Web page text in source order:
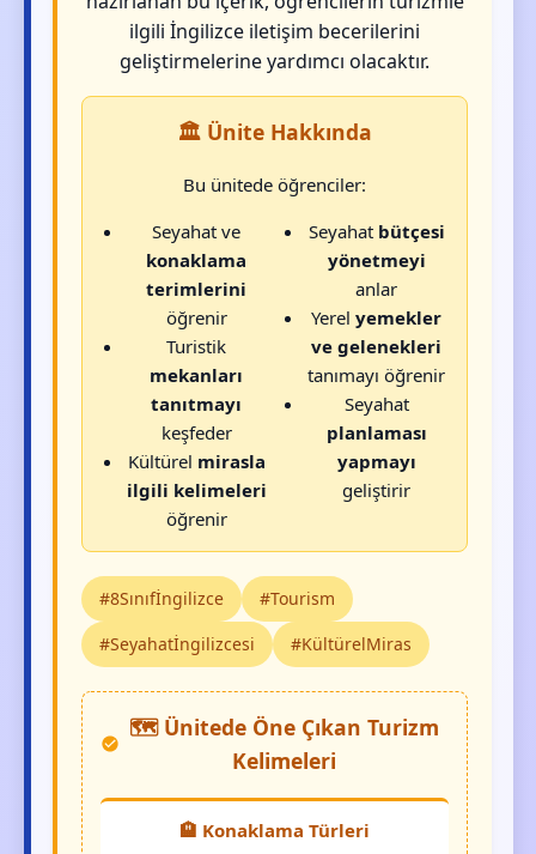
ilgili İngilizce iletişim becerilerini
geliştirmelerine yardımcı olacaktır.
🏛️ Ünite Hakkında
Bu ünitede öğrenciler:
Seyahat ve
konaklama
terimlerini
öğrenir
Turistik
mekanları
tanıtmayı
keşfeder
Kültürel mirasla
ilgili kelimeleri
öğrenir
Seyahat bütçesi
yönetmeyi
anlar
Yerelyemekler
ve gelenekleri
tanımayı öğrenir
Seyahat
planlaması
yapmayı
geliştirir
#8Sınıfİngilizce
#Tourism
#Seyahatİngilizcesi
#KültürelMiras
🗺️ Ünitede Öne Çıkan Turizm
Kelimeleri
🏨 Konaklama Türleri